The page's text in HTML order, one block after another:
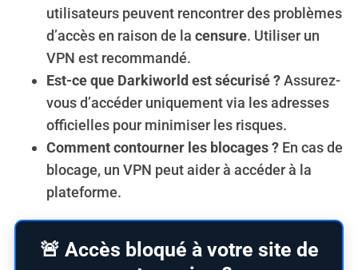
utilisateurs peuvent rencontrer des problèmes
d’accès en raison de la censure. Utiliser un
VPN est recommandé.
Est-ce que Darkiworld est sécurisé ?Assurez-
vous d’accéder uniquement via les adresses
officielles pour minimiser les risques.
Comment contourner les blocages ?En cas de
blocage, un VPN peut aider à accéder à la
plateforme.
🚨 Accès bloqué à votre site de